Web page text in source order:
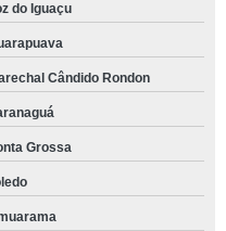
do Iguaçu
Cândido Rondon
Grossa